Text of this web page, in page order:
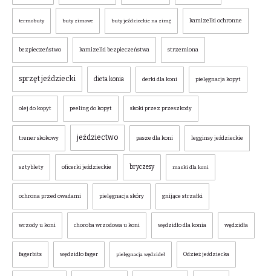
termobuty buty zimowe buty jeździeckie na zimę kamizelki ochronne
bezpieczeństwo kamizelki bezpieczeństwa strzemiona
sprzęt jeździecki dieta konia derki dla koni pielęgnacja kopyt
olej do kopyt peeling do kopyt skoki przez przeszkody
trener skokowy jeździectwo pasze dla koni legginsy jeździeckie
sztyblety oficerki jeździeckie bryczesy maski dla koni
ochrona przed owadami pielęgnacja skóry gnijące strzałki
wrzody u koni choroba wrzodowa u koni wędzidło dla konia wędzidła
fagerbits wędzidło fager pielęgnacja wędzideł Odzież jeździecka